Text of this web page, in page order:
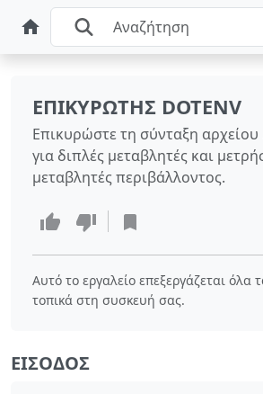
ΕΠΙΚΥΡΩΤΉΣ DOTENV
Επικυρώστε τη σύνταξη αρχείου
για διπλές μεταβλητές και
μεταβλητές περιβάλλοντος.
Αυτό το εργαλείο επεξεργάζεται όλα
τοπικά στη συσκευή σας.
ΕΊΣΟΔΟΣ